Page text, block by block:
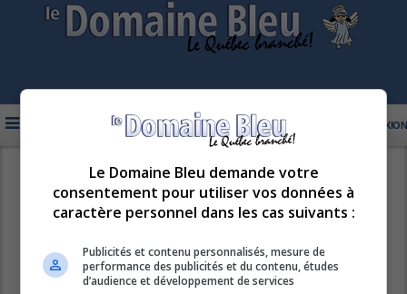
CONNEXION
INSCRIPTION
LE DOMAINE BLEULe Domaine Bleu demande votre
consentement pour utiliser vos données à
caractère personnel dans les cas suivants :
Publicités et contenu personnalisés, mesure de
performance des publicités et du contenu, études
d’audience et développement de services